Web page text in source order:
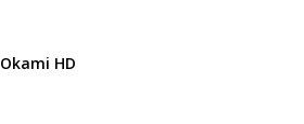
Okami HD